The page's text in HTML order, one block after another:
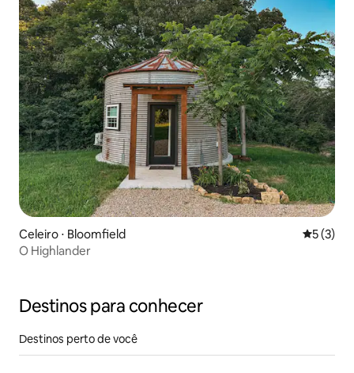
Celeiro ⋅ Bloomfield 5 de
5 (3)
O Highlander
Destinos para conhecer
Destinos perto de você